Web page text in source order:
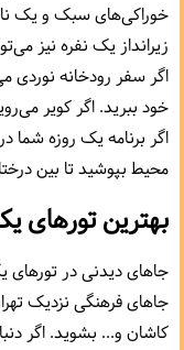
خوراکی‌های سبک و یک
زیرانداز یک نفره نیز
اگر سفر رودخانه
خود ببرید. اگر کویر
اگر برنامه یک روزه شما
محیط بپوشید تا بین
بهترین تورهای
جاهای دیدنی در تورهای
جاهای فرهنگی نزدیک
کاشان و... بشوید. اگر